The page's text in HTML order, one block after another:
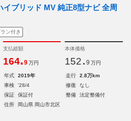
イブリッド MV 純正8型ナビ 全周
ン付き
支払総額
164.9 万円
本体価格
152. 9 万円
年式 2019年 走行
2.8万km
車検
'28/4 修復
なし
保証
保証付 整備
法定整備付
住所
岡山県 岡山市北区